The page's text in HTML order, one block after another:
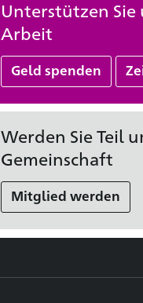
Unterstützen Sie
Arbeit
Geld spenden
Werden Sie Teil
Gemeinschaft
Mitglied werden